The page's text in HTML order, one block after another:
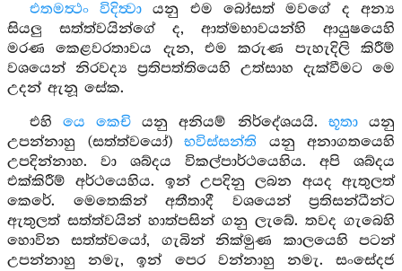
එතමත්‍ථං විදිත්‍වායනු එම බෝසත් මවගේ ද අන්‍ය
සියලු සත්ත්වයින්ගේ ද, ආත්මභාවයන්හි ආයුෂයෙහි
මරණ කෙළවරතාවය දැන, එම කරුණ පැහැදිලි කිරීම්
වශයෙන් නිරවද්‍ය ප්‍රතිපත්තියෙහි උත්සාහ දැක්වීමට මෙ
උදන් ඇනූ සේක.
එහි යෙ කෙචි යනු අනියම් නිර්දේශයයි. භූතායනු
උපන්නාහු (සත්ත්වයෝ) භවිස්සන්ති යනු අනාගතයෙහි
උපදින්නාහ. වා ශබ්දය විකල්පාර්ථයෙහිය. අපි ශබ්දය
එක්කිරීම් අර්ථයෙහිය. ඉන් උපදිනු ලබන අයද ඇතුලත්
කෙරේ. මෙතෙකින් අතීතාදී වශයෙන් ප්‍රතිසන්ධීන්ට
ඇතුලත් සත්ත්වයින් හාත්පසින් ගනු ලැබේ. තවද ගැබෙහි
හොවින සත්ත්වයෝ, ගැබින් නික්මුණ කාලයෙහි පටන්
උපන්නාහු නමැ, ඉන් පෙර වන්නාහු නමැ. සංසේදජ